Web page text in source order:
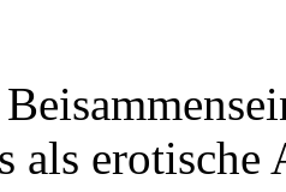
als